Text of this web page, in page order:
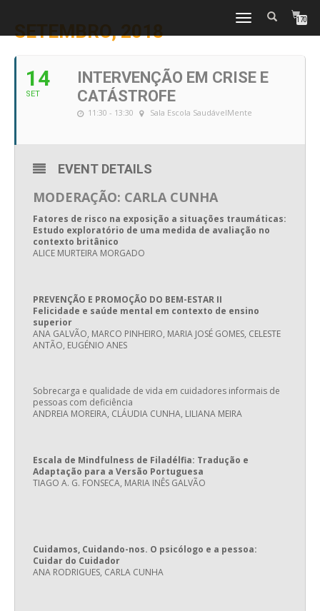
TOGGLE
170
SETEMBRO, 2018
14
SET
INTERVENÇÃO EM CRISE E
CATÁSTROFE
11:30 - 13:30 Sala Escola SaudávelMente
EVENT DETAILS
MODERAÇÃO: CARLA CUNHA
Fatores de risco na exposição a situações traumáticas:
Estudo exploratório de uma medida de avaliação no
contexto britânico
ALICE MURTEIRA MORGADO
PREVENÇÃO E PROMOÇÃO DO BEM-ESTAR II
Felicidade e saúde mental em contexto de ensino
superior
ANA GALVÃO, MARCO PINHEIRO, MARIA JOSÉ GOMES, CELESTE
ANTÃO, EUGÉNIO ANES
Sobrecarga e qualidade de vida em cuidadores informais de
pessoas com deficiência
ANDREIA MOREIRA, CLÁUDIA CUNHA, LILIANA MEIRA
Escala de Mindfulness de Filadélfia: Tradução e
Adaptação para a Versão Portuguesa
TIAGO A. G. FONSECA, MARIA INÊS GALVÃO
Cuidamos, Cuidando-nos. O psicólogo e a pessoa:
Cuidar do Cuidador
ANA RODRIGUES, CARLA CUNHA